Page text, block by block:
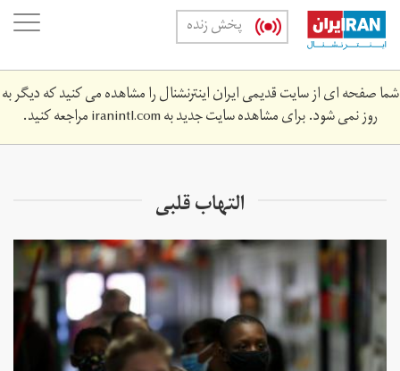
Skip
main
content
پخش زنده
شما صفحه ای از سایت قدیمی ایران اینترنشنال را مشاهده می کنید که دیگر به
روز نمی شود. برای مشاهده سایت جدید بهiranintl.comمراجعه کنید.
التهاب قلبی